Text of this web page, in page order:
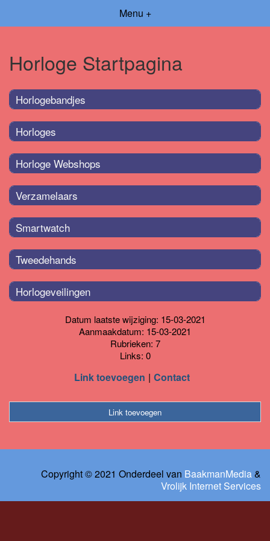
Menu +
Horloge Startpagina
Horlogebandjes
Horloges
Horloge Webshops
Verzamelaars
Smartwatch
Tweedehands
Horlogeveilingen
Datum laatste wijziging: 15-03-2021
Aanmaakdatum: 15-03-2021
Rubrieken: 7
Links: 0
Link toevoegen Contact
Link toevoegen
Copyright © 2021 Onderdeel van BaakmanMedia&
Vrolijk Internet Services